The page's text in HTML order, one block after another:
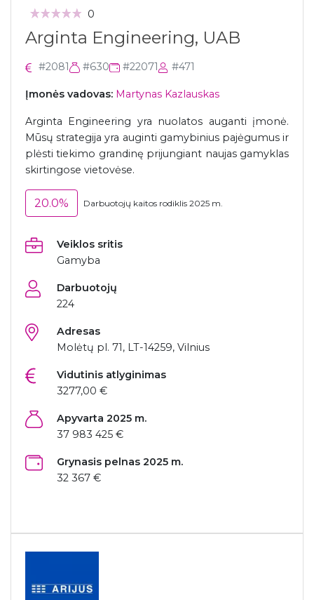
0
Arginta Engineering, UAB
#2081 #630 #22071 #471
Įmonės vadovas: Martynas Kazlauskas
Arginta Engineering yra nuolatos auganti įmonė.
Mūsų strategija yra auginti gamybinius pajėgumus ir
plėsti tiekimo grandinę prijungiant naujas gamyklas
skirtingose vietovėse.
20.0% Darbuotojų kaitos rodiklis 2025 m.
Veiklos sritis
Gamyba
Darbuotojų
224
Adresas
Molėtų pl. 71, LT-14259, Vilnius
Vidutinis atlyginimas
3277,00 €
Apyvarta 2025 m.
37 983 425 €
Grynasis pelnas 2025 m.
32 367 €